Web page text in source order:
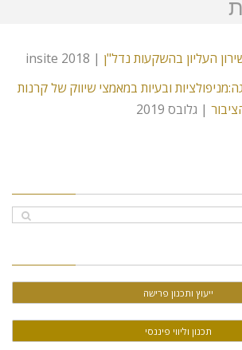
העליון בהשקעות נדל"ן | insite 2018
ובעיות במאמצי שיווק של קרנות
| גלובס 2019
ייעוץ ותכנון פרישה
תכנון וליווי פיננסי